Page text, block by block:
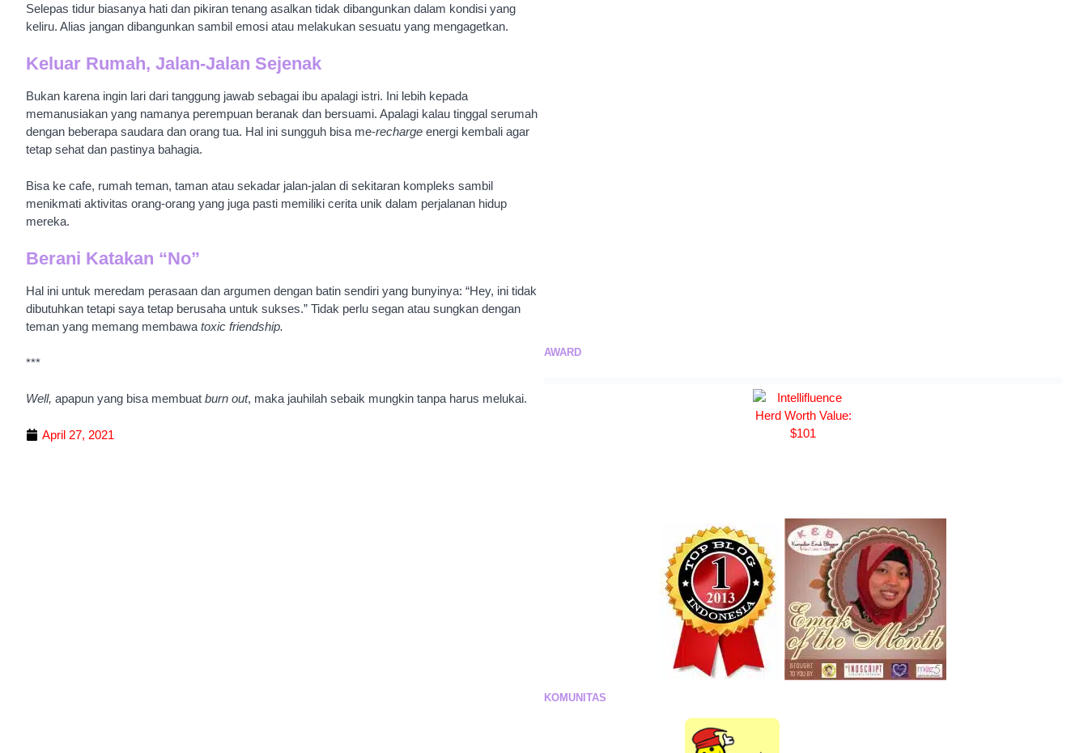
Selepas tidur biasanya hati dan pikiran tenang asalkan tidak dibangunkan dalam kondisi yang
keliru. Alias jangan dibangunkan sambil emosi atau melakukan sesuatu yang mengagetkan.
Keluar Rumah, Jalan-Jalan Sejenak
Bukan karena ingin lari dari tanggung jawab sebagai ibu apalagi istri. Ini lebih kepada
memanusiakan yang namanya perempuan beranak dan bersuami. Apalagi kalau tinggal serumah
dengan beberapa saudara dan orang tua. Hal ini sungguh bisa me-recharge energi kembali agar
tetap sehat dan pastinya bahagia.
Bisa ke cafe, rumah teman, taman atau sekadar jalan-jalan di sekitaran kompleks sambil
menikmati aktivitas orang-orang yang juga pasti memiliki cerita unik dalam perjalanan hidup
mereka.
Berani Katakan “No”
Hal ini untuk meredam perasaan dan argumen dengan batin sendiri yang bunyinya: “Hey, ini tidak
dibutuhkan tetapi saya tetap berusaha untuk sukses.” Tidak perlu segan atau sungkan dengan
teman yang memang membawa toxic friendship.
***
Well, apapun yang bisa membuat burn out, maka jauhilah sebaik mungkin tanpa harus melukai.
April 27, 2021
AWARD